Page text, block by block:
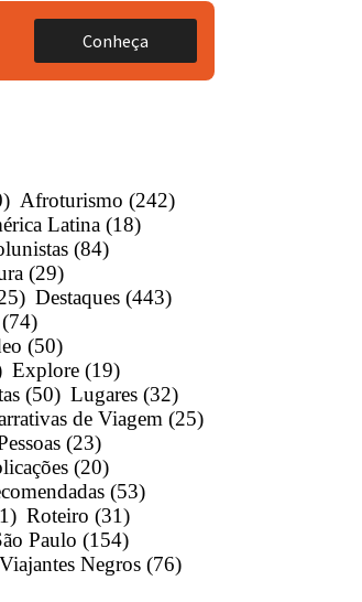
Conheça
Afroturismo (242)
Latina (18)
(84)
(29)
Destaques (443)
(74)
(50)
Explore (19)
(50) Lugares (32)
de Viagem (25)
(23)
(20)
(53)
Roteiro (31)
Paulo (154)
Viajantes Negros (76)